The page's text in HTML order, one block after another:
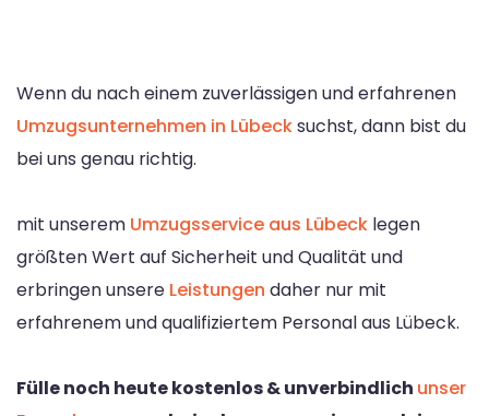
Wenn du nach einem zuverlässigen und erfahrenen
Umzugsunternehmen in Lübecksuchst, dann bist du
bei uns genau richtig.
mit unserem Umzugsservice aus Lübeck legen
größten Wert auf Sicherheit und Qualität und
erbringen unsere Leistungen daher nur mit
erfahrenem und qualifiziertem Personal aus Lübeck.
Fülle noch heute kostenlos & unverbindlich unser